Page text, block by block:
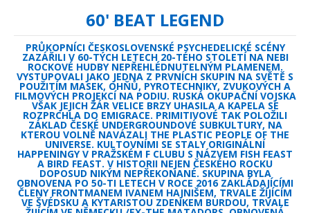
60' BEAT LEGEND
PRŮKOPNÍCI ČESKOSLOVENSKÉ PSYCHEDELICKÉ SCÉNY
ZAZÁŘILI V 60-TÝCH LETECH 20-TÉHO STOLETÍ NA NEBI
ROCKOVÉ HUDBY NEPŘEHLÉDNUTELNÝM PLAMENEM.
VYSTUPOVALI JAKO JEDNA Z PRVNÍCH SKUPIN NA SVĚTĚ S
POUŽITÍM MASEK, OHŇŮ, PYROTECHNIKY, ZVUKOVÝCH A
FILMOVÝCH PROJEKCÍ NA PODIU. RUSKÁ OKUPAČNÍ VOJSKA
VŠAK JEJICH ŽÁR VELICE BRZY UHASILA A KAPELA SE
ROZPRCHLA DO EMIGRACE. PRIMITIVOVÉ TAK POLOŽILI
ZÁKLAD ČESKÉ UNDERGROUNDOVÉ SUBKULTURY, NA
KTEROU VOLNĚ NAVÁZALI THE PLASTIC PEOPLE OF THE
UNIVERSE. KULTOVNÍMI SE STALY ORIGINÁLNÍ
HAPPENINGY V PRAŽSKÉM F CLUBU S NÁZVEM FISH FEAST
A BIRD FEAST. V HISTORII NEJEN ČESKÉHO ROCKU
DOPOSUD NIKÝM NEPŘEKONANÉ. SKUPINA BYLA
OBNOVENA PO 50-TI LETECH V ROCE 2016 ZAKLÁDAJÍCÍMI
ČLENY FRONTMANEM IVANEM HAJNIŠEM, TRVALE ŽIJÍCÍM
VE ŠVÉDSKU A KYTARISTOU ZDENKEM BURDOU, TRVALE